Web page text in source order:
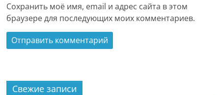
Сохранить моё имя, email и адрес сайта в этом
браузере для последующих моих комментариев.
Свежие записи